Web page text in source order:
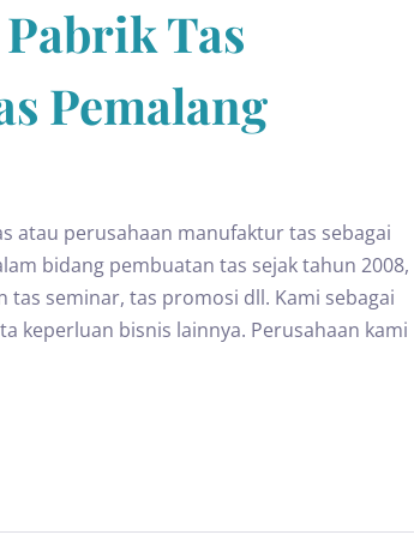
Tas
Pemalang
atau perusahaan manufaktur tas sebagai
bidang pembuatan tas sejak tahun 2008,
seminar, tas promosi dll. Kami sebagai
keperluan bisnis lainnya. Perusahaan kami